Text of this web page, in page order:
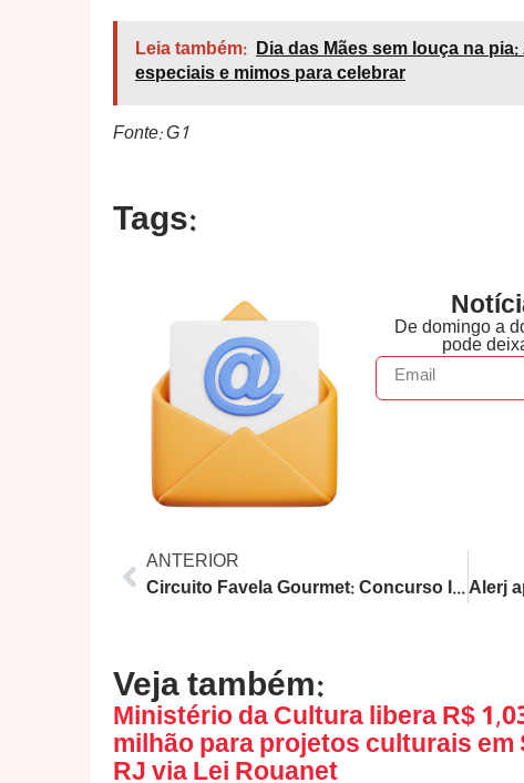
Leia também: Dia das Mães sem louça na
especiais e mimos para celebrar
Fonte: G1
Tags:
De domingo a
pode
ANTERIOR
Circuito Favela Gourmet: Concurso Inédito Elegerá os Melhores Drinks e Pratos das Favelas do Rio de Janeiro
Veja também:
Ministério da Cultura libera R$
milhão para projetos culturais em
RJ via Lei Rouanet